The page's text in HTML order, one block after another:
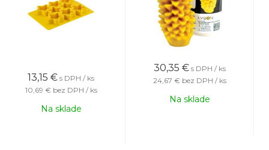
13,15 € s DPH / ks
10,69 € bez DPH / ks
Na sklade
30,35 € s DPH / ks
24,67 € bez DPH / ks
Na sklade